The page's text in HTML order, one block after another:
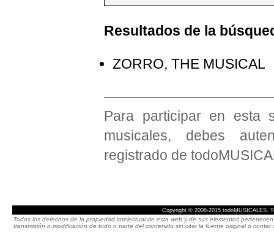
Resultados de la
ZORRO, THE MUSICAL
Para participar en esta
musicales, debes
registrado de
Copyright © 2008-2015 todoMUSICALES.
Todos los derechos de la propiedad intelectual de esta web y de sus elementos
transmisión o modificación de todo o parte del contenido sin citar la fuente original o